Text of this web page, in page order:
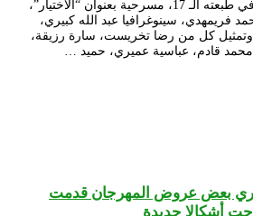
لمهرجان المسرح المحترف في طبعته الـ 17، مسرحية بعنوان “الاختيار”،
فريمهدي، سينوغرافيا عبد الله كبيري،
كل من رضا تخريست، سارة رزيقة،
قادم، عباسية عميري، حميد …
بعض عروض المهرجان قدمت
أشكالا جديدة